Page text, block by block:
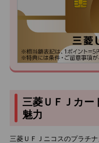
三菱ＵＦＪカ
魅力
三菱ＵＦＪニコスのプラチ